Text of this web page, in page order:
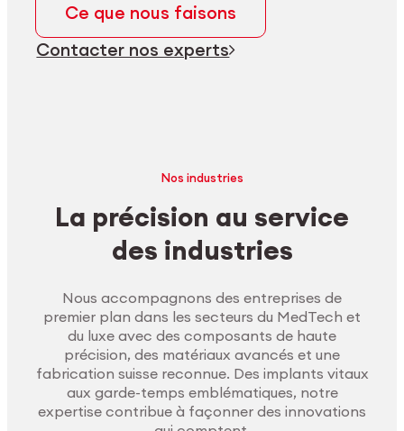
Ce que nous faisons
Contacter nos experts
Nos industries
La précision au service
des industries
Nous accompagnons des entreprises de
premier plan dans les secteurs du MedTech et
du luxe avec des composants de haute
précision, des matériaux avancés et une
fabrication suisse reconnue. Des implants vitaux
aux garde-temps emblématiques, notre
expertise contribue à façonner des innovations